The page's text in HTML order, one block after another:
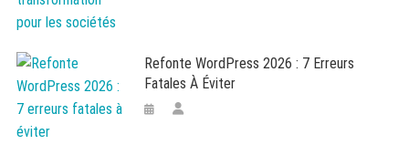
Refonte WordPress 2026 : 7 Erreurs
Fatales À Éviter